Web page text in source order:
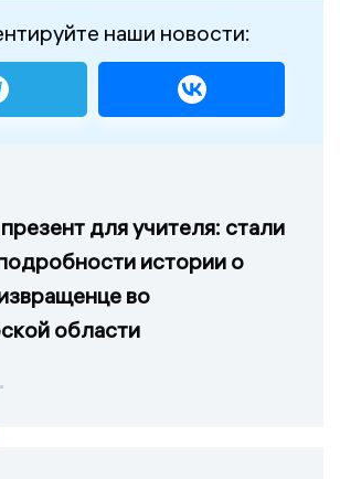
наши новости:
для учителя: стали
истории о
во
области